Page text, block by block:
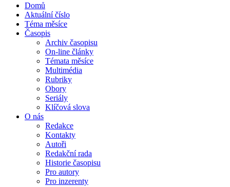
Domů
Aktuální číslo
Téma měsíce
Časopis
Archiv časopisu
On-line články
Témata měsíce
Multimédia
Rubriky
Obory
Seriály
Klíčová slova
O nás
Redakce
Kontakty
Autoři
Redakční rada
Historie časopisu
Pro autory
Pro inzerenty